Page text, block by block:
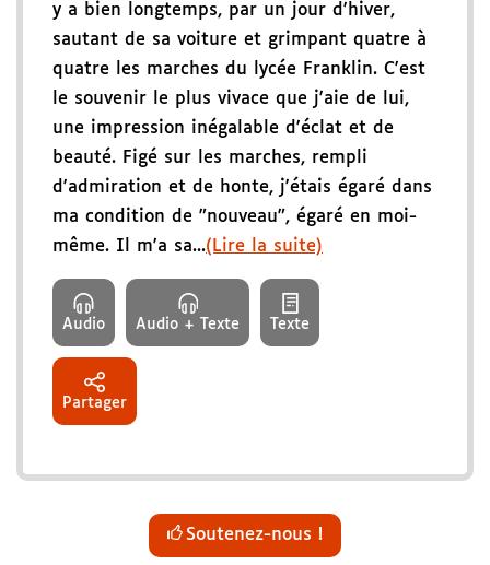
y a bien longtemps, par un jour d'hiver,
sautant de sa voiture et grimpant quatre à
quatre les marches du lycée Franklin. C'est
le souvenir le plus vivace que j'aie de lui,
une impression inégalable d'éclat et de
beauté. Figé sur les marches, rempli
d'admiration et de honte, j'étais égaré dans
ma condition de "nouveau", égaré en moi-
même. Il m'a sa...(Lire la suite)
Audio Audio + Texte Texte
Partager
Soutenez-nous !